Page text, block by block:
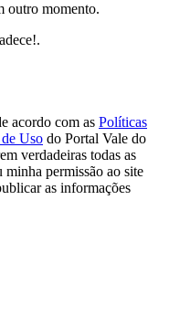
outro momento.
acordo com as Políticas
Uso do Portal Vale do
verdadeiras todas as
minha permissão ao site
as informações